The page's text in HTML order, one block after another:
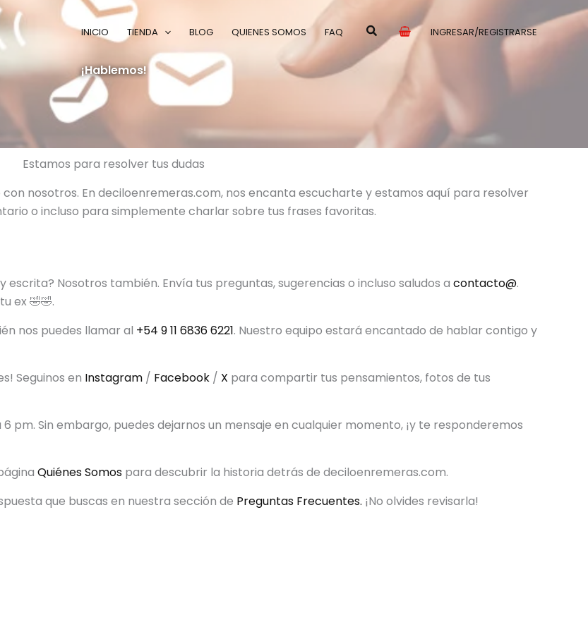
INICIO TIENDA BLOG QUIENES SOMOS FAQ INGRESAR/REGISTRARSE
¡Hablemos!
Estamos para resolver tus dudas
nosotros. En deciloenremeras.com, nos encanta escucharte y estamos aquí para resolver
o incluso para simplemente charlar sobre tus frases favoritas.
escrita? Nosotros también. Envía tus preguntas, sugerencias o incluso saludos a contacto@.
ex 🤣🤣.
nos puedes llamar al +54 9 11 6836 6221. Nuestro equipo estará encantado de hablar contigo y
Seguinos en Instagram / Facebook / X para compartir tus pensamientos, fotos de tus
pm. Sin embargo, puedes dejarnos un mensaje en cualquier momento, ¡y te responderemos
Quiénes Somos para descubrir la historia detrás de deciloenremeras.com.
que buscas en nuestra sección de Preguntas Frecuentes. ¡No olvides revisarla!